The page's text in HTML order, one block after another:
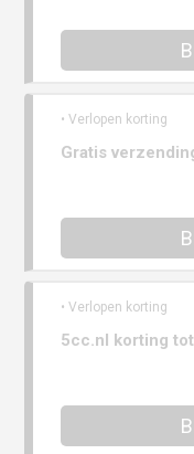
• Verlopen korting
Gratis
• Verlopen korting
5cc.nl korting